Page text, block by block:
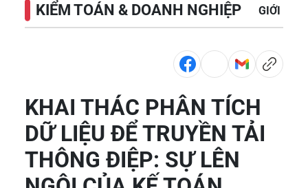
KIỂM TOÁN & DOANH NGHIỆP GIỚI
KHAI THÁC PHÂN TÍCH
DỮ LIỆU ĐỂ TRUYỀN TẢI
THÔNG ĐIỆP: SỰ LÊN